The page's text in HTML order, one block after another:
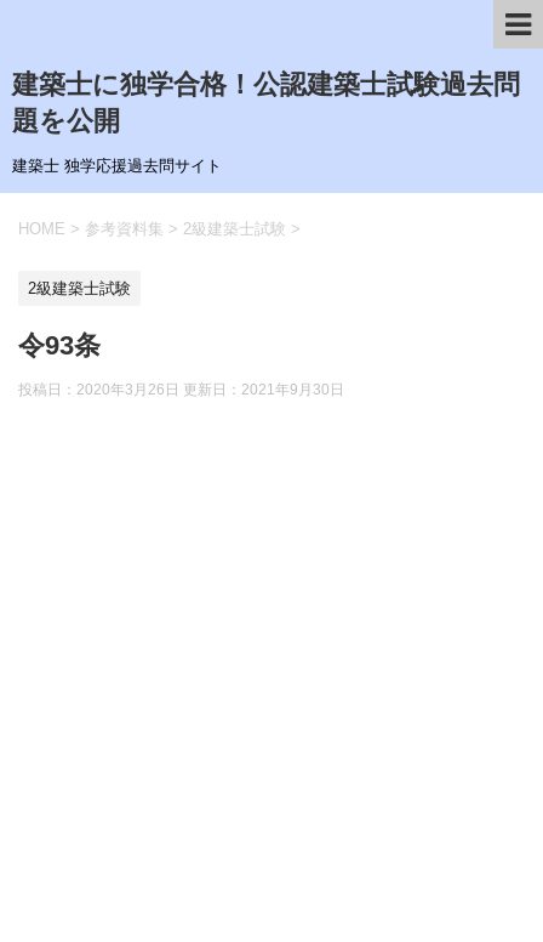
建築士に独学合格！公認建築士試験過去問
題を公開
建築士 独学応援過去問サイト
HOME > 参考資料集 > 2級建築士試験 >
2級建築士試験
令93条
投稿日：2020年3月26日 更新日： 2021年9月30日